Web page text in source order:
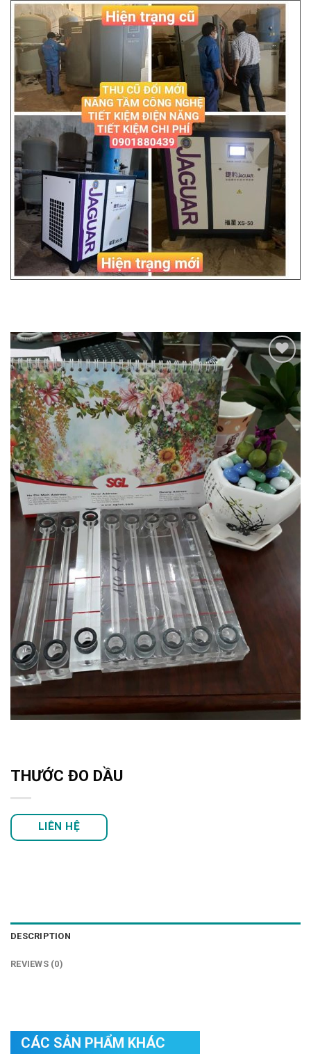
Add to
Wishlist
THƯỚC ĐO DẦU
LIÊN HỆ
DESCRIPTION
REVIEWS (0)
CÁC SẢN PHẨM KHÁC